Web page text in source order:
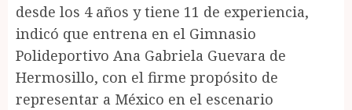
desde los 4 años y tiene 11 de experiencia,
indicó que entrena en el Gimnasio
Polideportivo Ana Gabriela Guevara de
Hermosillo, con el firme propósito de
representar a México en el escenario